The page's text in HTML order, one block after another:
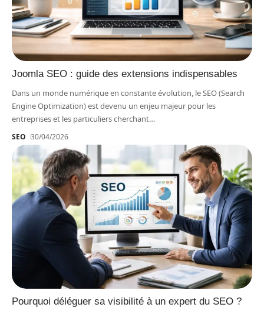
Joomla SEO : guide des extensions indispensables
Dans un monde numérique en constante évolution, le SEO (Search
Engine Optimization) est devenu un enjeu majeur pour les
entreprises et les particuliers cherchant…
SEO 30/04/2026
Pourquoi déléguer sa visibilité à un expert du SEO ?